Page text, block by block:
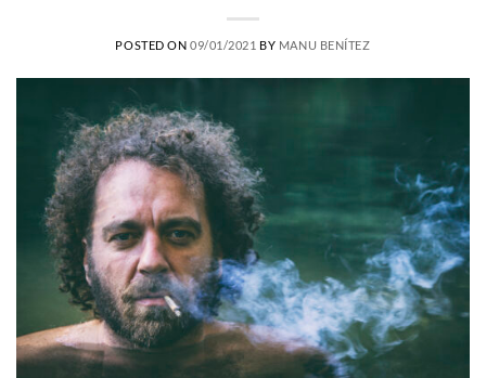
POSTED ON 09/01/2021 BY MANU BENÍTEZ